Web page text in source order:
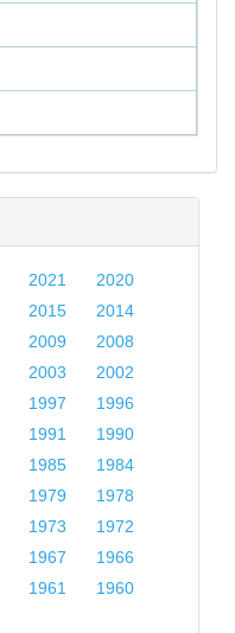
2021
2020
2015
2014
2009
2008
2003
2002
1997
1996
1991
1990
1985
1984
1979
1978
1973
1972
1967
1966
1961
1960